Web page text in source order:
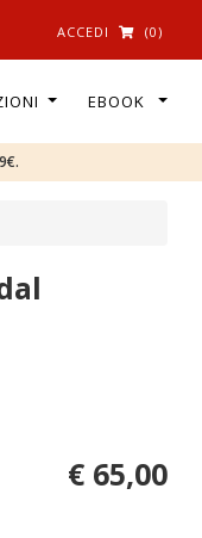
ACCEDI (0)
EBOOK
€ 65,00